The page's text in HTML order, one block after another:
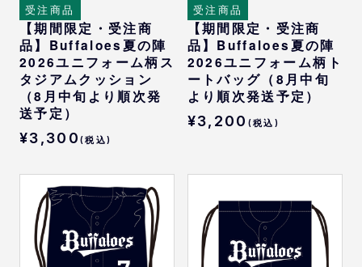
受注商品
【期間限定・受注商
品】Buffaloes夏の陣
2026ユニフォーム柄ス
タジアムクッション
（8月中旬より順次発
送予定）
¥3,300 (税込)
受注商品
【期間限定・受注商
品】Buffaloes夏の陣
2026ユニフォーム柄ト
ートバッグ（8月中旬
より順次発送予定）
¥3,200 (税込)